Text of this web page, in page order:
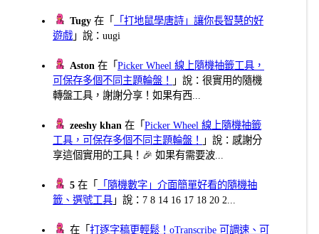
Tugy 在「
「打地鼠學唐詩」讓你長智慧的好
遊戲 」說：uugi
Aston 在「Picker Wheel 線上隨機抽籤工具，
可保存多個不同主題輪盤！
」說：很實用的隨機
轉盤工具，謝謝分享！如果有西...
zeeshy khan 在「Picker Wheel 線上隨機抽籤
工具，可保存多個不同主題輪盤！
」說：感謝分
享這個實用的工具！🎉 如果有需要波...
5 在「
「隨機數字」介面簡單好看的隨機抽
籤、選號工具 」說：7 8 14 16 17 18 20 2...
在「打逐字稿更輕鬆！oTranscribe 可調速、可